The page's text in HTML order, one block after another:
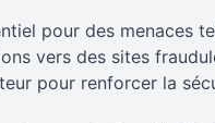
pour des menaces
vers des sites
pour renforcer la